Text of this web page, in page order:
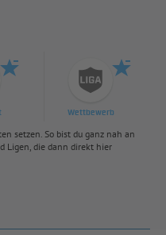
Wettbewerb
setzen. So bist du ganz nah an
Ligen, die dann direkt hier